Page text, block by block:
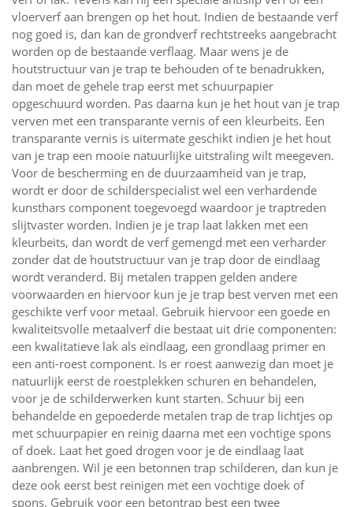
vloerverf aan brengen op het hout. Indien de bestaande verf
nog goed is, dan kan de grondverf rechtstreeks aangebracht
worden op de bestaande verflaag. Maar wens je de
houtstructuur van je trap te behouden of te benadrukken,
dan moet de gehele trap eerst met schuurpapier
opgeschuurd worden. Pas daarna kun je het hout van je trap
verven met een transparante vernis of een kleurbeits. Een
transparante vernis is uitermate geschikt indien je het hout
van je trap een mooie natuurlijke uitstraling wilt meegeven.
Voor de bescherming en de duurzaamheid van je trap,
wordt er door de schilderspecialist wel een verhardende
kunsthars component toegevoegd waardoor je traptreden
slijtvaster worden. Indien je je trap laat lakken met een
kleurbeits, dan wordt de verf gemengd met een verharder
zonder dat de houtstructuur van je trap door de eindlaag
wordt veranderd. Bij metalen trappen gelden andere
voorwaarden en hiervoor kun je je trap best verven met een
geschikte verf voor metaal. Gebruik hiervoor een goede en
kwaliteitsvolle metaalverf die bestaat uit drie componenten:
een kwalitatieve lak als eindlaag, een grondlaag primer en
een anti-roest component. Is er roest aanwezig dan moet je
natuurlijk eerst de roestplekken schuren en behandelen,
voor je de schilderwerken kunt starten. Schuur bij een
behandelde en gepoederde metalen trap de trap lichtjes op
met schuurpapier en reinig daarna met een vochtige spons
of doek. Laat het goed drogen voor je de eindlaag laat
aanbrengen. Wil je een betonnen trap schilderen, dan kun je
deze ook eerst best reinigen met een vochtige doek of
spons. Gebruik voor een betontrap best een twee